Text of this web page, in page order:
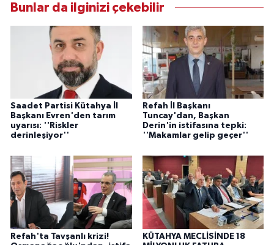
Bunlar da ilginizi çekebilir
Saadet Partisi Kütahya İl
Başkanı Evren'den tarım
uyarısı: ''Riskler
derinleşiyor''
Refah İl Başkanı
Tuncay'dan, Başkan
Derin'in istifasına tepki:
''Makamlar gelip geçer''
Refah'ta Tavşanlı krizi!
KÜTAHYA MECLİSİNDE 18